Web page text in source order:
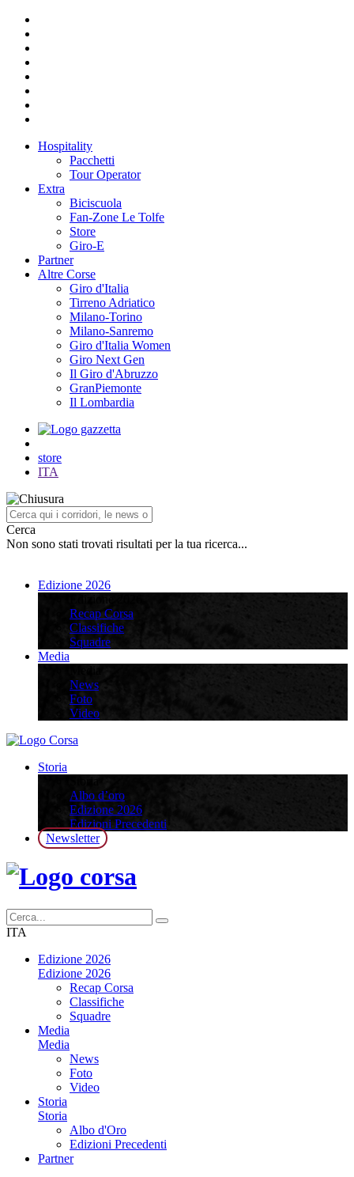
Hospitality
Pacchetti
Tour Operator
Extra
Biciscuola
Fan-Zone Le Tolfe
Store
Giro-E
Partner
Altre Corse
Giro d'Italia
Tirreno Adriatico
Milano-Torino
Milano-Sanremo
Giro d'Italia Women
Giro Next Gen
Il Giro d'Abruzzo
GranPiemonte
Il Lombardia
store
ITA
Cerca
Non sono stati trovati risultati per la tua ricerca...
Edizione 2026
Recap Corsa
Classifiche
Squadre
Media
News
Foto
Video
Storia
Albo d’oro
Edizione 2026
Edizioni Precedenti
Newsletter
ITA
Edizione 2026
Edizione 2026
Recap Corsa
Classifiche
Squadre
Media
Media
News
Foto
Video
Storia
Storia
Albo d'Oro
Edizioni Precedenti
Partner